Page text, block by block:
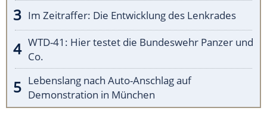
Im Zeitraffer: Die Entwicklung des Lenkrades
WTD-41: Hier testet die Bundeswehr Panzer und
Co.
Lebenslang nach Auto-Anschlag auf
Demonstration in München